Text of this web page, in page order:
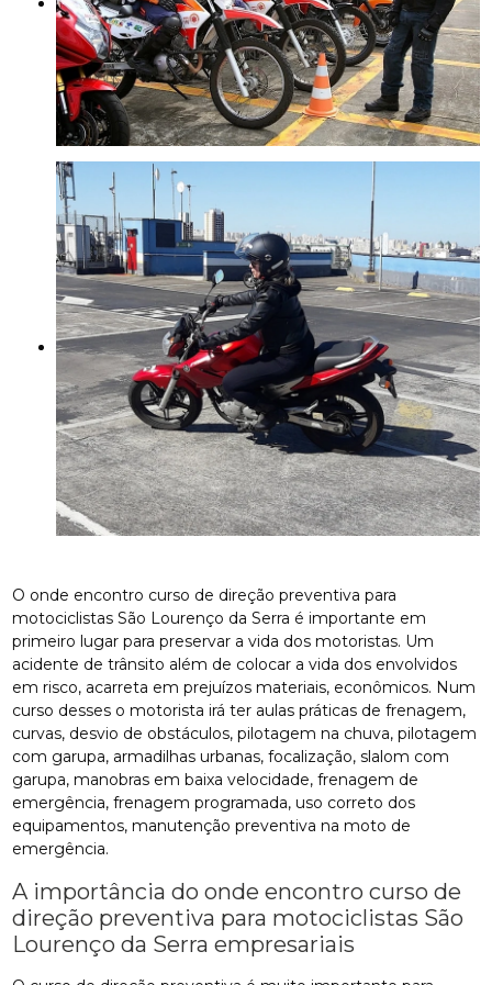
O onde encontro curso de direção preventiva para
motociclistas São Lourenço da Serra é importante em
primeiro lugar para preservar a vida dos motoristas. Um
acidente de trânsito além de colocar a vida dos envolvidos
em risco, acarreta em prejuízos materiais, econômicos. Num
curso desses o motorista irá ter aulas práticas de frenagem,
curvas, desvio de obstáculos, pilotagem na chuva, pilotagem
com garupa, armadilhas urbanas, focalização, slalom com
garupa, manobras em baixa velocidade, frenagem de
emergência, frenagem programada, uso correto dos
equipamentos, manutenção preventiva na moto de
emergência.
A importância do onde encontro curso de
direção preventiva para motociclistas São
Lourenço da Serra empresariais